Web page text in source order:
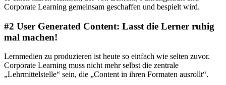
Corporate Learning gemeinsam geschaffen und bespielt wird.
#2 User Generated Content: Lasst die Lerner ruhig
mal machen!
Lernmedien zu produzieren ist heute so einfach wie selten zuvor.
Corporate Learning muss nicht mehr selbst die zentrale
„Lehrmittelstelle“ sein, die „Content in ihren Formaten ausrollt“.